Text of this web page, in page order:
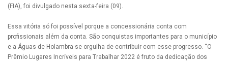
(FIA), foi divulgado nesta sexta-feira (09).
Essa vitória só foi possível porque a concessionária conta com
profissionais além da conta. São conquistas importantes para o município
e a Águas de Holambra se orgulha de contribuir com esse progresso. “O
Prêmio Lugares Incríveis para Trabalhar 2022 é fruto da dedicação dos